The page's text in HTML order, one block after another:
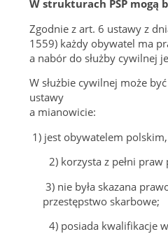
W strukturach PSP
Zgodnie z art. 6 ustawy z
1559) każdy obywatel ma
a nabór do służby cywilnej
W służbie cywilnej może
ustawy
a mianowicie:
1) jest obywatelem polskim,
2) korzysta z pełni praw
3) nie była skazana
przestępstwo skarbowe;
4) posiada kwalifikacje